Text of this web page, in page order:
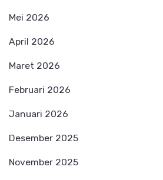
Mei 2026
April 2026
Maret 2026
Februari 2026
Januari 2026
Desember 2025
November 2025